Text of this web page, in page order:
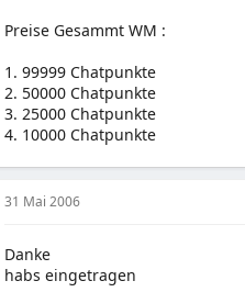
Preise Gesammt WM :
1. 99999 Chatpunkte
2. 50000 Chatpunkte
3. 25000 Chatpunkte
4. 10000 Chatpunkte
31 Mai 2006
Danke
habs eingetragen